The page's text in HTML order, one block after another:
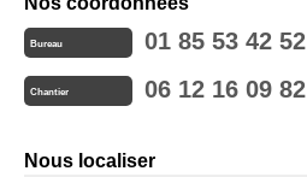
Bureau 01 85 53 42 52
Chantier 06 12 16 09 82
Nous localiser